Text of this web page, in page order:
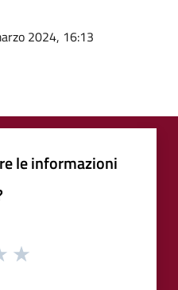
2024, 16:13
le informazioni